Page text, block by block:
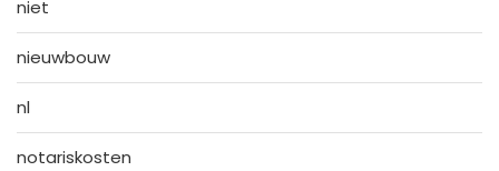
niet
nieuwbouw
nl
notariskosten